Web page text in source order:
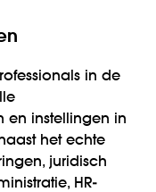
in de
en instellingen in
het echte
juridisch
HR-